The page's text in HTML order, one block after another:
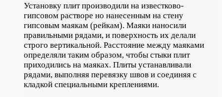
Установку плит производили на известково-
гипсовом растворе но нанесенным на стену
гипсовым маякам (рейкам). Маяки наносили
правильными рядами, и поверхность их делали
строго вертикальной. Расстояние между маяками
определяли таким образом, чтобы стыки плит
приходились на маяках. Плиты устанавливали
рядами, выполняя перевязку швов и соединяя с
кладкой специальными креплениями.